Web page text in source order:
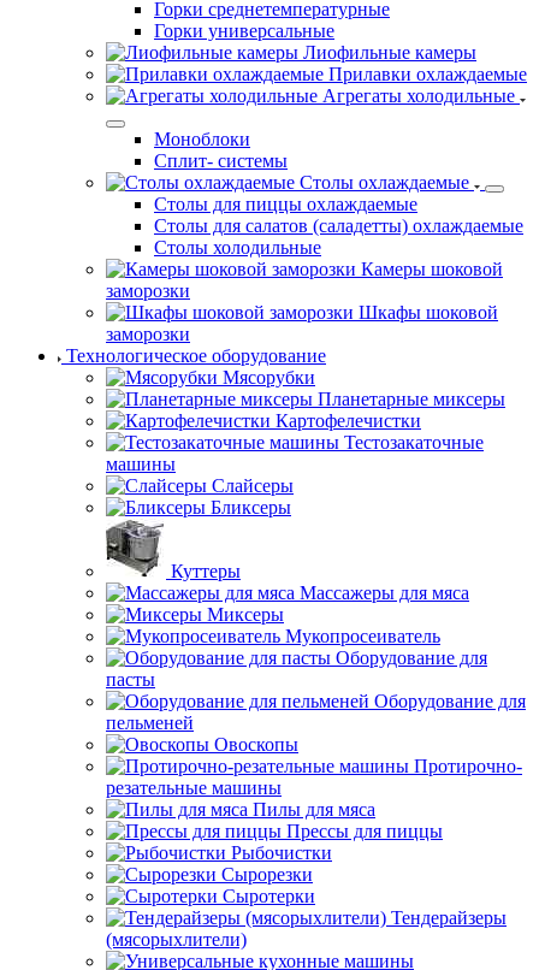
Горки среднетемпературные
Горки универсальные
Лиофильные камеры
Прилавки охлаждаемые
Агрегаты холодильные
Моноблоки
Сплит- системы
Столы охлаждаемые
Столы для пиццы охлаждаемые
Столы для салатов (саладетты) охлаждаемые
Столы холодильные
Камеры шоковой
заморозки
Шкафы шоковой
заморозки
Технологическое оборудование
Мясорубки
Планетарные миксеры
Картофелечистки
Тестозакаточные
машины
Слайсеры
Бликсеры
Куттеры
Массажеры для мяса
Миксеры
Мукопросеиватель
Оборудование для
пасты
Оборудование для
пельменей
Овоскопы
Протирочно-
резательные машины
Пилы для мяса
Прессы для пиццы
Рыбочистки
Сырорезки
Сыротерки
Тендерайзеры
(мясорыхлители)